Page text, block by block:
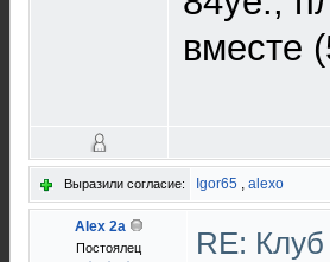
вместе
Выразили согласие: Igor65 , alexo
Alex 2a
Постоялец RE: